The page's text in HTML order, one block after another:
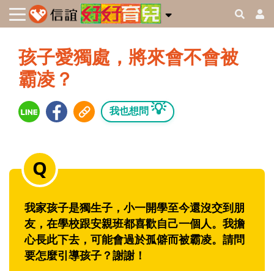
孩子愛獨處，將來會不會被
霸凌？
我也想問 💡
我家孩子是獨生子，小一開學至今還沒交到朋
友，在學校跟安親班都喜歡自己一個人。我擔
心長此下去，可能會過於孤僻而被霸凌。請問
要怎麼引導孩子？謝謝！